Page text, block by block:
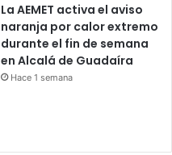
La AEMET activa el aviso
naranja por calor extremo
durante el fin de semana
en Alcalá de Guadaíra
Hace 1 semana